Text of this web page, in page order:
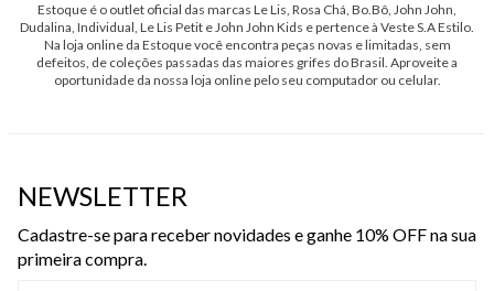
Estoque é o outlet oficial das marcas Le Lis, Rosa Chá, Bo.Bô, John John,
Dudalina, Individual, Le Lis Petit e John John Kids e pertence à Veste S.A Estilo.
Na loja online da Estoque você encontra peças novas e limitadas, sem
defeitos, de coleções passadas das maiores grifes do Brasil. Aproveite a
oportunidade da nossa loja online pelo seu computador ou celular.
NEWSLETTER
Cadastre-se para receber novidades e ganhe 10% OFF na sua
primeira compra.